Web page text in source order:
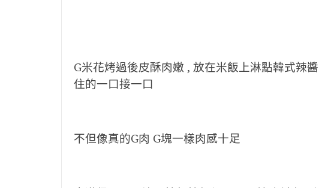
G米花烤過後皮酥肉嫩 , 放在米飯上淋點韓式辣
住的一口接一口
不但像真的G肉 G塊一樣肉感十足